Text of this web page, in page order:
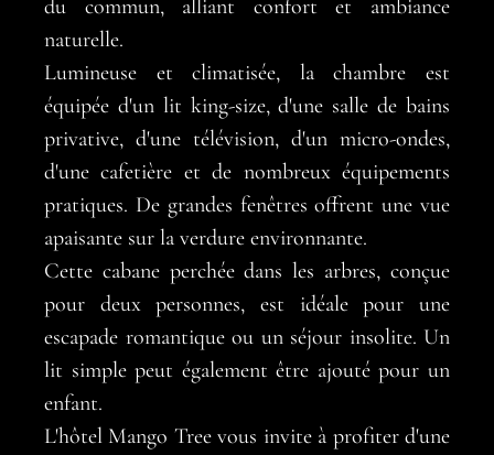
du commun, alliant confort et ambiance
naturelle.
Lumineuse et climatisée, la chambre est
équipée d'un lit king-size, d'une salle de bains
privative, d'une télévision, d'un micro-ondes,
d'une cafetière et de nombreux équipements
pratiques. De grandes fenêtres offrent une vue
apaisante sur la verdure environnante.
Cette cabane perchée dans les arbres, conçue
pour deux personnes, est idéale pour une
escapade romantique ou un séjour insolite. Un
lit simple peut également être ajouté pour un
enfant.
L'hôtel Mango Tree vous invite à profiter d'une